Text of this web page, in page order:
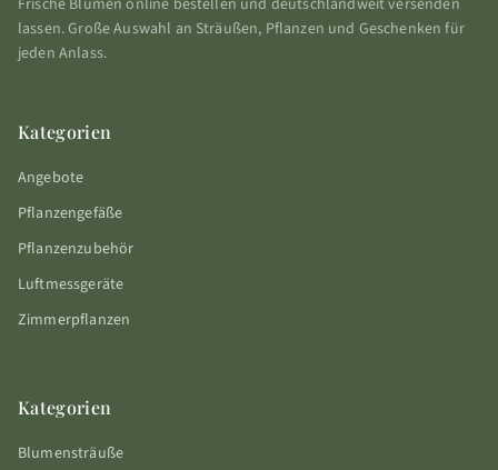
Frische Blumen online bestellen und deutschlandweit versenden
lassen. Große Auswahl an Sträußen, Pflanzen und Geschenken für
jeden Anlass.
Kategorien
Angebote
Pflanzengefäße
Pflanzenzubehör
Luftmessgeräte
Zimmerpflanzen
Kategorien
Blumensträuße